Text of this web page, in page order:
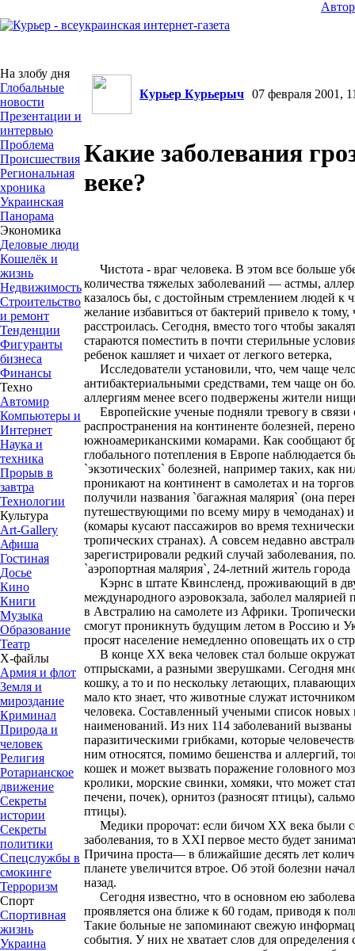
На злобу дня
Глобальные
новости
Презентации и
интервью
Проблема
Происшествия
Региональная
хроника
Украинская
Панорама
Экономика
Деловые люди
Кошелёк и
жизнь
Недвижимость
Строительство
и ремонт
Тенденции
Фигуранты
бизнеса
Финансы
Техно
Автомир
Компьютеры и
Интернет
Наука и
техника
Прорыв в
завтра
Технологии
Культура
Art-Gallery
Афиша
Гостиная
Досье
Кино
Книги
Музыка
Образование
Театр
Х-файлы
Армия и флот
Земля и
мироздание
Криминал
Природа и
человек
Религия
Ротарианское
движение
Секреты
истории
Секреты
политики
Спецслужбы в
смокинге
Терроризм
Спорт
Спортивная
жизнь
Украина
Курьер Курьерыч 07 февраля 2001,
Какие заболевания
веке?
Чистота - враг человека. В этом все больше
количества тяжелых заболеваний — астмы,
казалось бы, с достойным стремлением людей к
желание избавиться от бактерий привело к
расстроилась. Сегодня, вместо того чтобы
стараются поместить в почти стерильные
ребенок кашляет и чихает от легкого ветерка,
Исследователи установили, что, чем чаще
антибактериальными средствами, тем чаще он
аллергиям менее всего подвержены жители
Европейские ученые подняли тревогу в связи
распространения на континенте болезней,
южноамериканскими комарами. Как сообщают
глобального потепления в Европе наблюдается
`экзотических` болезней, например таких, как
проникают на континент в самолетах и на
получили названия `багажная малярия` (она
путешествующими по всему миру в чемоданах) и
(комары кусают пассажиров во время
тропических странах). А совсем недавно
зарегистрировали редкий случай заболевания,
`аэропортная малярия`, 24-летний житель города
Кэрнс в штате Квинсленд, проживающий в
международного аэровокзала, заболел малярией
в Австралию на самолете из Африки.
смогут проникнуть будущим летом в Россию и
просят население немедленно оповещать их о
В конце XX века человек стал больше
отпрысками, а разными зверушками. Сегодня
кошку, а то и по нескольку летающих,
мало кто знает, что животные служат
человека. Составленный учеными список новых
наименований. Из них 114 заболеваний
паразитическими грибками, которые
ним относятся, помимо бешенства и аллергий,
кошек и может вызвать поражение головного
кролики, морские свинки, хомяки, что может
печени, почек), орнитоз (разносят птицы),
птицы).
Медики пророчат: если бичом XX века были
заболевания, то в XXI первое место будет
Причина проста— в ближайшие десять лет
планете увеличится втрое. Об этой болезни
назад.
Сегодня известно, что в основном ею
проявляется она ближе к 60 годам, приводя к
Такие больные не запоминают свежую
события. У них не хватает слов для